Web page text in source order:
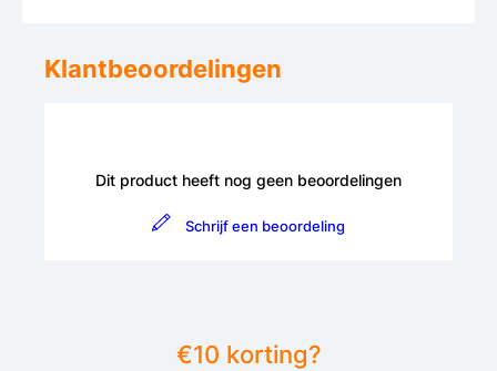
Klantbeoordelingen
Dit product heeft nog geen beoordelingen
Schrijf een beoordeling
€10 korting?